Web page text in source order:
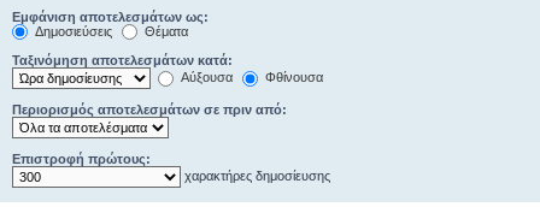
Εμφάνιση αποτελεσμάτων ως:
Δημοσιεύσεις
Θέματα
Ταξινόμηση αποτελεσμάτων κατά:
Αύξουσα
Φθίνουσα
Περιορισμός αποτελεσμάτων σε πριν από:
Επιστροφή πρώτους:
χαρακτήρες δημοσίευσης